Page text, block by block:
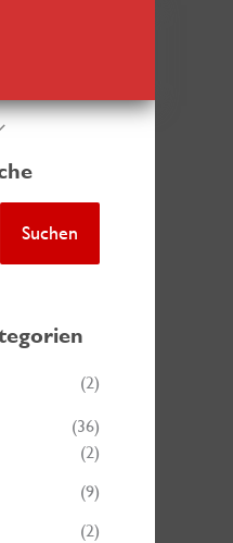
Suchen
(2)
(36)
(2)
(9)
(2)